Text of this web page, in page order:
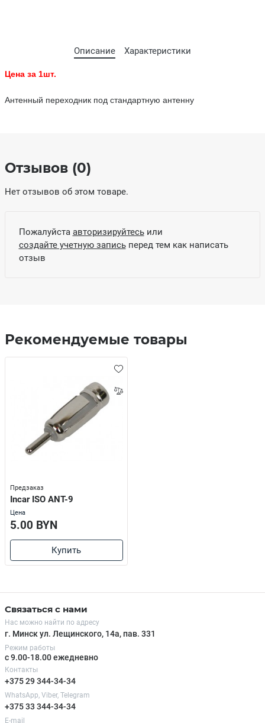
Описание Характеристики
Цена за 1шт.
Антенный переходник под стандартную антенну
Отзывов (0)
Нет отзывов об этом товаре.
Пожалуйста авторизируйтесьили
создайте учетную записьперед тем как написать
отзыв
Рекомендуемые товары
Предзаказ
Incar ISO ANT-9
Цена
5.00 BYN
Купить
Связаться с нами
Нас можно найти по адресу
г. Минск ул. Лещинского, 14а, пав. 331
Режим работы
с 9.00-18.00 ежедневно
Контакты
+375 29 344-34-34
WhatsApp, Viber, Telegram
+375 33 344-34-34
E-mail